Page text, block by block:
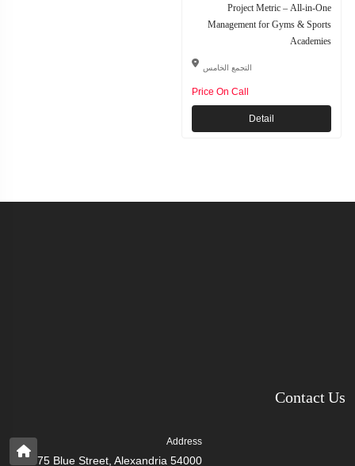
Project Metric – All-in-One
Management for Gyms & Sports
Academies
التجمع الخامس
Price On Call
Detail
Contact Us
Address
75 Blue Street, Alexandria 54000